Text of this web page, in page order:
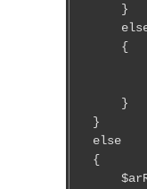
    }
    {
    }
}
else
{